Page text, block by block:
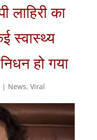
लाहिरी का
स्वास्थ्य
हो गया
| News, Viral